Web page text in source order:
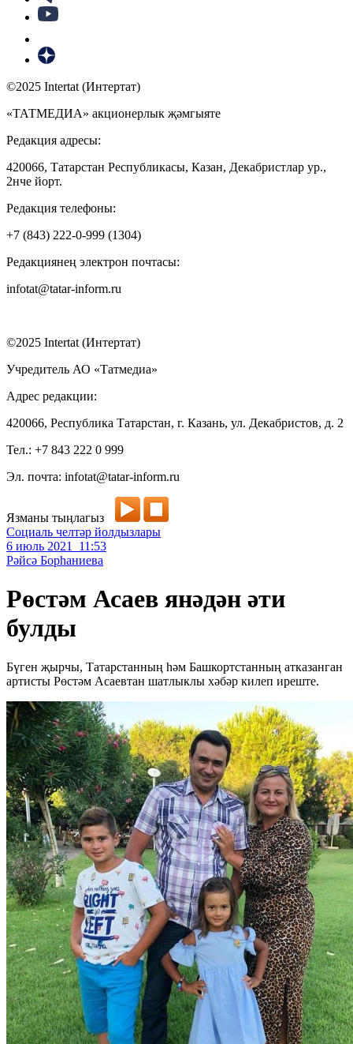
©2025 Intertat (Интертат)
«ТАТМЕДИА» акционерлык җәмгыяте
Редакция адресы:
420066, Татарстан Республикасы, Казан, Декабристлар ур.,
2нче йорт.
Редакция телефоны:
+7 (843) 222-0-999 (1304)
Редакциянең электрон почтасы:
infotat@tatar-inform.ru
©2025 Intertat (Интертат)
Учредитель АО «Татмедиа»
Адрес редакции:
420066, Республика Татарстан, г. Казань, ул. Декабристов, д. 2
Тел.: +7 843 222 0 999
Эл. почта: infotat@tatar-inform.ru
Язманы тыңлагыз
Социаль челтәр йолдызлары
6 июль 2021 11:53
Рәйсә Борһаниева
Рөстәм Асаев янәдән әти
булды
Бүген җырчы, Татарстанның һәм Башкортстанның атказанган
артисты Рөстәм Асаевтан шатлыклы хәбәр килеп иреште.